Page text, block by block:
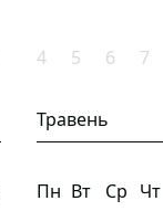
4 5 6 7
Травень
Пн Вт Ср Чт